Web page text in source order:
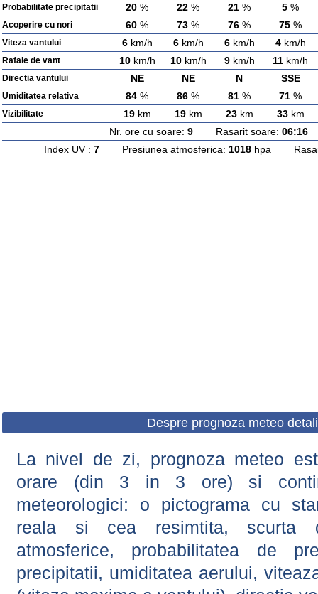
Probabilitate precipitatii 20 % 22 % 21 % 5 %
Acoperire cu nori 60 % 73 % 76 % 75 %
Viteza vantului 6km/h 6km/h 6km/h 4km/h
Rafale de vant 10km/h 10km/h 9km/h 11 km/h
Directia vantului NE NE N SSE
Umiditatea relativa 84 % 86 % 81 % 71 %
Vizibilitate 19km 19km 23km 33km
Nr. ore cu soare: 9Rasarit soare: 06:16
Index UV : 7Presiunea atmosferica: 1018hpa
Despre prognoza meteo
La nivel de zi, prognoza meteo
orare (din 3 in 3 ore) si
meteorologici: o pictograma cu
reala si cea resimtita, scurta
atmosferice, probabilitatea de
precipitatii, umiditatea aerului,